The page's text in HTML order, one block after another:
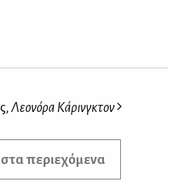
Λεονόρα Κάρινγκτον
περιεχόμενα